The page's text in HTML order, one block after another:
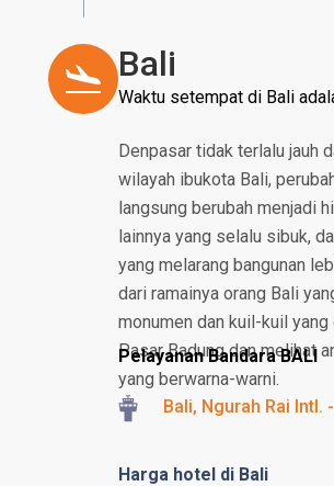
Bali
Waktu setempat di Bali
Denpasar tidak terlalu jauh
wilayah ibukota Bali,
langsung berubah menjadi
lainnya yang selalu sibuk,
yang melarang bangunan
dari ramainya orang Bali
monumen dan kuil-kuil
Pasar Badung dan melihat
yang berwarna-warni.
Pelayanan Bandara BALI
Bali, Ngurah Rai Intl.
Harga hotel di Bali